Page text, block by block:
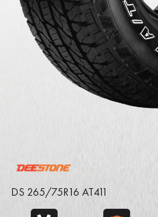
DS 265/75R16 AT411